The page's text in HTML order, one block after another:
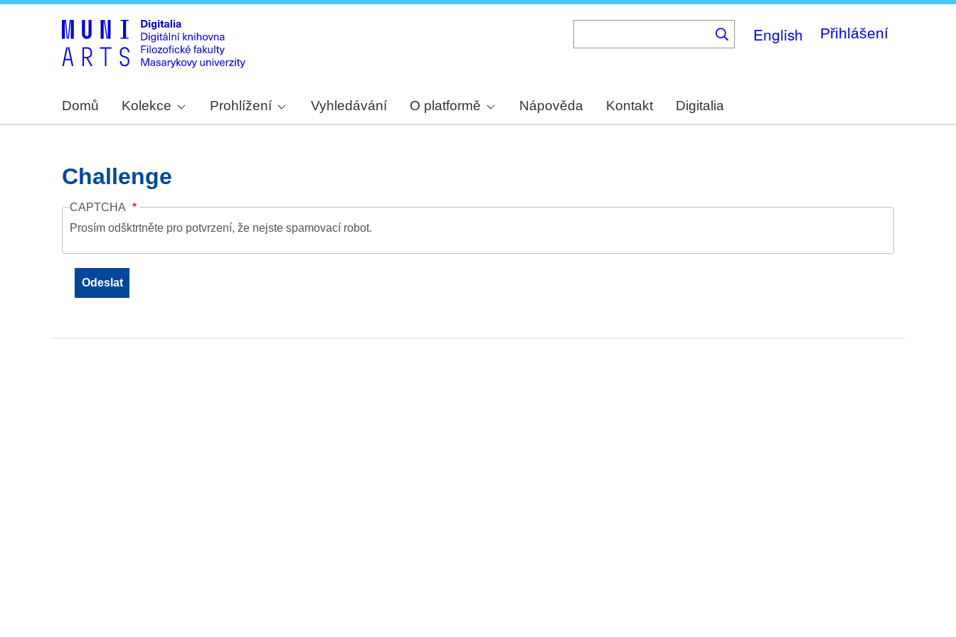
English Přihlášení
Domů Kolekce Prohlížení Vyhledávání O platformě Nápověda Kontakt Digitalia
Challenge
CAPTCHA
Prosím odšktrtněte pro potvrzení, že nejste spamovací robot.